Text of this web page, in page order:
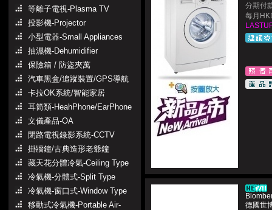
等離子電視-Plasma TV
投影機-Projector
小型電器-Small Appliances
抽濕機-Dehumidifier
保險箱 / 防盜夾萬
汽車黑盒/追蹤裝置/GPS導航
卡拉OK系統/智能家居
耳筒類-HeahPhone/EarPhone
文儀產品-OA
閉路電視錄影系統-CCTV
掛牆鐘/古典造形老爺鐘
藏天花分體冷氣-Ceiling Type
冷氣機-分體式-Split Type
冷氣機-窗口式-Window Type
移動式冷氣機-Portable Air-
分期付
每月
德國世